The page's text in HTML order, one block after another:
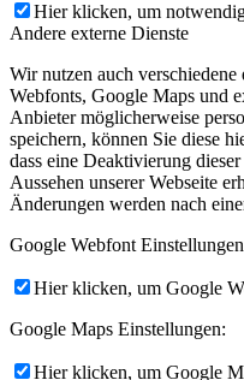
Hier klicken, um
Andere externe Dienste
Wir nutzen auch
Webfonts, Google Maps und
Anbieter möglicherweise
speichern, können Sie diese
dass eine Deaktivierung
Aussehen unserer Webseite
Änderungen werden nach
Google Webfont
Hier klicken, um Google
Google Maps Einstellungen:
Hier klicken, um Google